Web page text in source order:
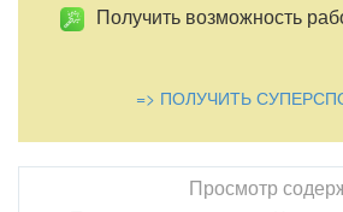
Получить возможность
=> ПОЛУЧИТЬ
Просмотр